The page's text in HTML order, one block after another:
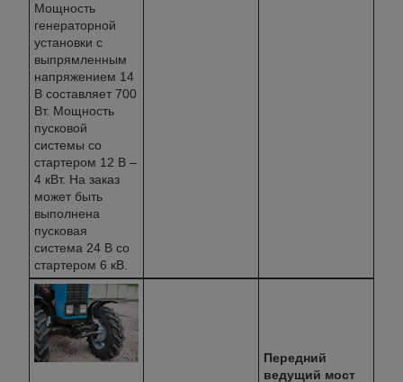
Мощность
генераторной
установки с
выпрямленным
напряжением 14
В составляет 700
Вт. Мощность
пусковой
системы со
стартером 12 В –
4 кВт. На заказ
может быть
выполнена
пусковая
система 24 В со
стартером 6 кВ.
Передний
ведущий мост